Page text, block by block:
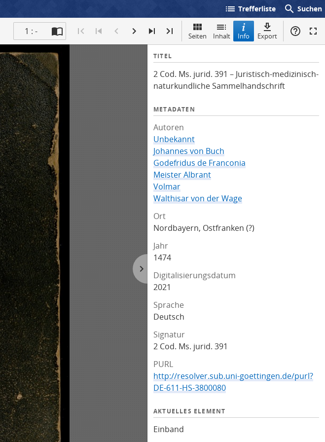
list Trefferliste search Suchen
1 : - Seiten Inhalt Info Export
I
f
o
TITEL
2 Cod. Ms. jurid. 391 – Juristisch-medizinisch-
naturkundliche Sammelhandschrift
METADATEN
Autoren
Unbekannt
Johannes von Buch
Godefridus de Franconia
Meister Albrant
Volmar
Walthisar von der Wage
Ort
Nordbayern, Ostfranken (?)
Jahr
1474
Digitalisierungsdatum
2021
Sprache
Deutsch
Signatur
2 Cod. Ms. jurid. 391
PURL
http://resolver.sub.uni-goettingen.de/purl?
DE-611-HS-3800080
AKTUELLES ELEMENT
Einband